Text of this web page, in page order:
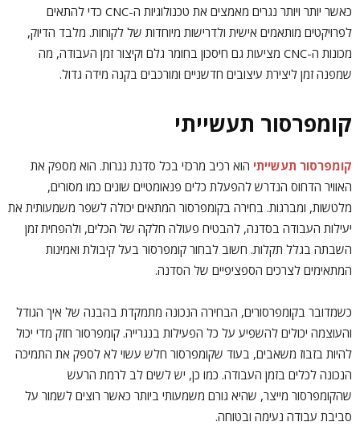
כאשר יותר ויותר נגרים מאמצים את טכנולוגיות ה-CNC כדי להתאים
לפרויקטים מותאמים אישית ולדרישות מיוחדות של לקוחות. מלבד הדיוק,
מכונות ה-CNC מציעות גם חיסכון בחומר גלם וקיצור זמן העבודה, מה
שמפנה זמן ליצירת עיצובים חדשניים ומורכבים בקנה מידה גדול.
קומפרסור תעשייתי
קומפרסור תעשייתי הוא רכיב מרכזי בכל סדנת נגרות. הוא מספק את
האוויר הדחוס הנדרש להפעלת כלים פנאומטיים שונים כמו מסורים,
מלטשות, ומברגות. בחירה בקומפרסור המתאים יכולה לשפר משמעותית את
יעילות העבודה בסדנה, להבטיח פעולה חלקה של הכלים, ולהפחית זמן
השבתה בגלל תקלות. חשוב לבחור קומפרסור בעל קיבולת ואמינות
המתאימים לצרכים הספציפיים של הסדנה.
כשמדובר בקומפרסורים, הבחירה הנכונה מתמקדת בהבנה של איך הגודל
והעוצמה יכולים להשפיע על כל הפעילות בנגרייה. קומפרסור חזק מדי יכול
להיות בזבוז משאבים, בעוד שקומפרסור חלש עשוי לא לספק את התמיכה
הנכונה לכלים בזמן העבודה. כמו כן, יש לשים לב לרמת הרעש
שהקומפרסור מייצר, שהיא גורם משמעותי ביותר כאשר רוצים לשמור על
סביבת עבודה נעימה ובטוחה.